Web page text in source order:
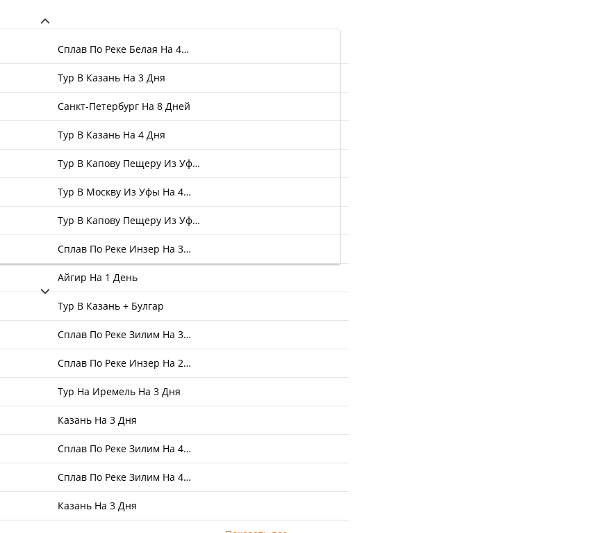
Сплав По Реке Белая На 4…
Тур В Казань На 3 Дня
Санкт-Петербург На 8 Дней
Тур В Казань На 4 Дня
Тур В Капову Пещеру Из Уф…
Тур В Москву Из Уфы На 4…
Тур В Капову Пещеру Из Уф…
Сплав По Реке Инзер На 3…
Айгир На 1 День
Тур В Казань + Булгар
Сплав По Реке Зилим На 3…
Сплав По Реке Инзер На 2…
Тур На Иремель На 3 Дня
Казань На 3 Дня
Сплав По Реке Зилим На 4…
Сплав По Реке Зилим На 4…
Казань На 3 Дня